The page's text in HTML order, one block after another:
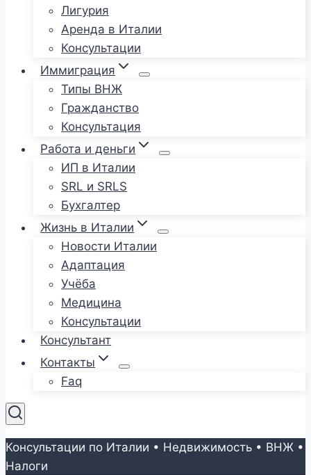
Лигурия
Аренда в Италии
Консультации
Иммиграция
Типы ВНЖ
Гражданство
Консультация
Работа и деньги
ИП в Италии
SRL и SRLS
Бухгалтер
Жизнь в Италии
Новости Италии
Адаптация
Учёба
Медицина
Консультации
Консультант
Контакты
Faq
Консультации по Италии • Недвижимость • ВНЖ •
Налоги